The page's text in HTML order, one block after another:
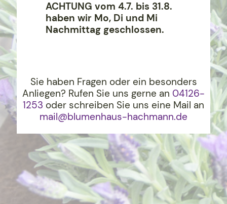
ACHTUNG vom 4.7. bis 31.8.
haben wir Mo, Di und Mi
Nachmittag geschlossen.
Sie haben Fragen oder ein besonders
Anliegen? Rufen Sie uns gerne an 04126-
1253 oder schreiben Sie uns eine Mail an
mail@blumenhaus-hachmann.de